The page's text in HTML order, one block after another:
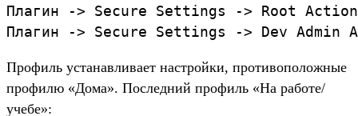
Плагин -> Secure Settings -> Root
Профиль устанавливает настройки, противоположные
профилю «Дома». Последний профиль «На работе/
учебе»: